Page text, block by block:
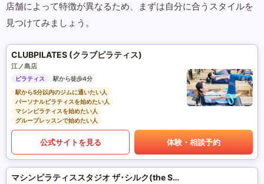
店舗によって特徴が異なるため、まずは自分に合うスタイルを
見つけてみましょう。
CLUBPILATES (クラブピラティス)
江ノ島店
ピラティス
駅から徒歩4分
駅から5分以内のジムに通いたい人
パーソナルピラティスを始めたい人
マシンピラティスを始めたい人
グループレッスンで始めたい人
公式サイトを見る 体験・相談予約
マシンピラティススタジオ ザ･シルク(the SILK)